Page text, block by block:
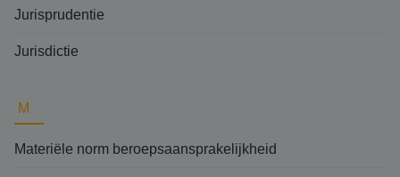
Jurisprudentie
Jurisdictie
M
Materiële norm beroepsaansprakelijkheid